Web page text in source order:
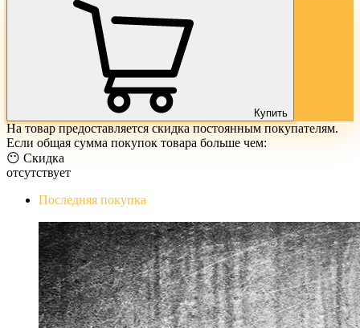
Купить
На товар предоставляется скидка постоянным покупателям.
Если общая сумма покупок товара больше чем:
😶 Скидка
отсутствует
Последняя покупка